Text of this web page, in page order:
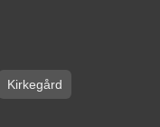
Kirkegård